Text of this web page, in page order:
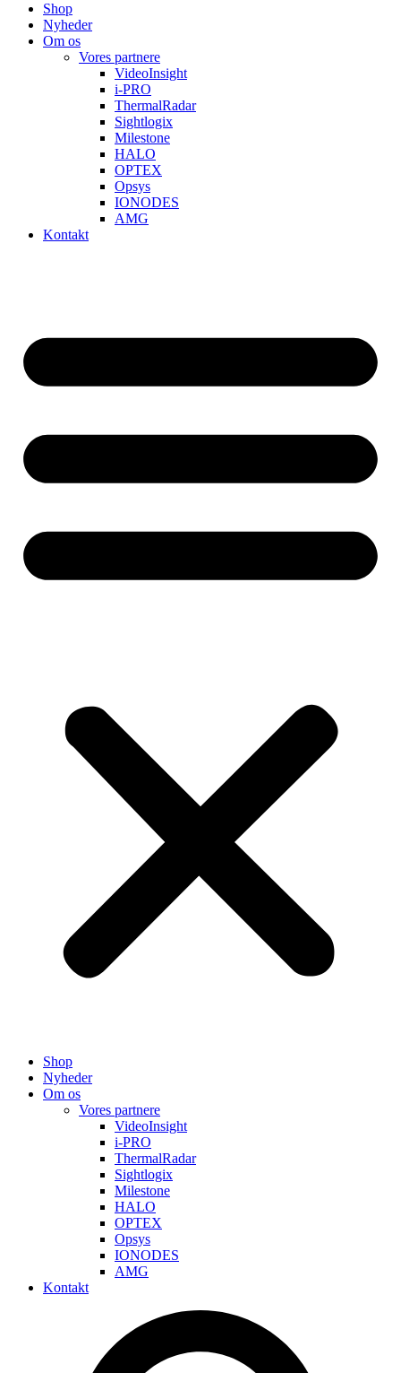
Shop
Nyheder
Om os
Vores partnere
VideoInsight
i-PRO
ThermalRadar
Sightlogix
Milestone
HALO
OPTEX
Opsys
IONODES
AMG
Kontakt
Shop
Nyheder
Om os
Vores partnere
VideoInsight
i-PRO
ThermalRadar
Sightlogix
Milestone
HALO
OPTEX
Opsys
IONODES
AMG
Kontakt